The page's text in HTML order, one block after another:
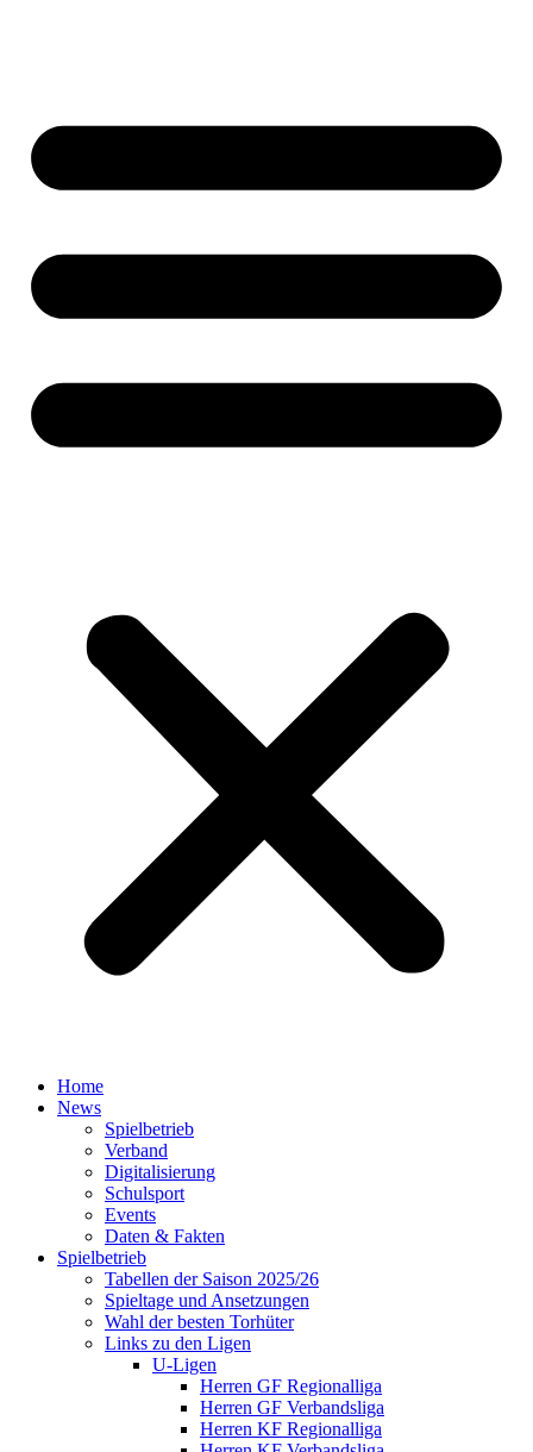
Home
News
Spielbetrieb
Verband
Digitalisierung
Schulsport
Events
Daten & Fakten
Spielbetrieb
Tabellen der Saison 2025/26
Spieltage und Ansetzungen
Wahl der besten Torhüter
Links zu den Ligen
U-Ligen
Herren GF Regionalliga
Herren GF Verbandsliga
Herren KF Regionalliga